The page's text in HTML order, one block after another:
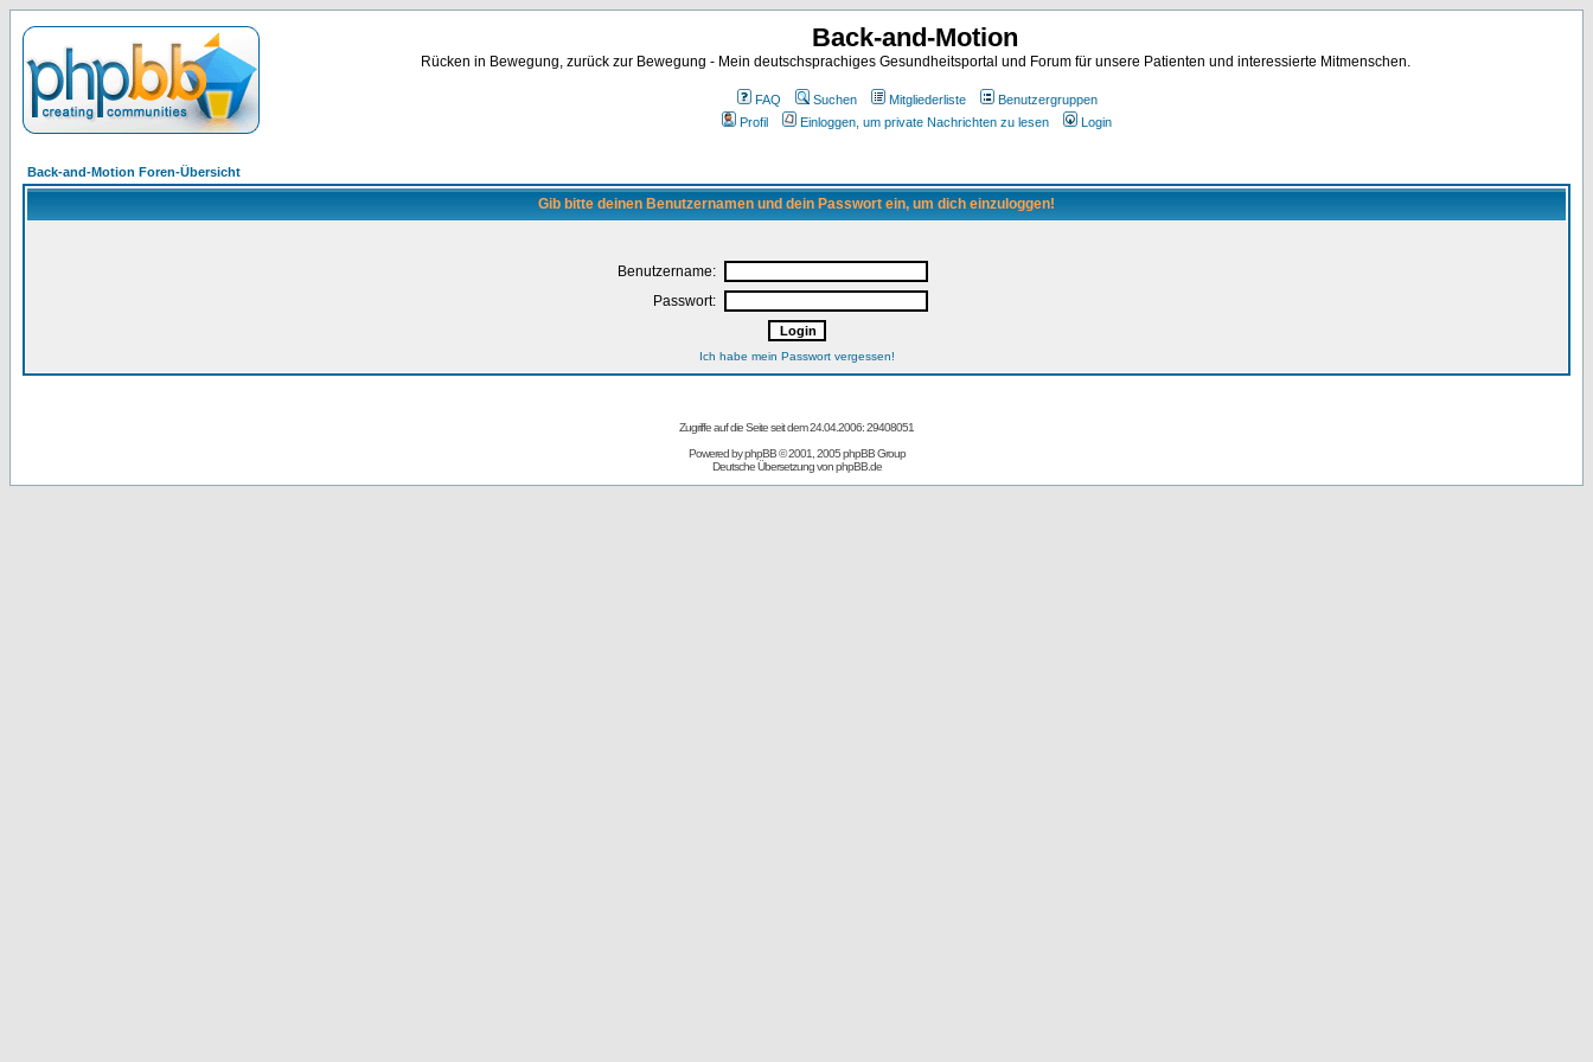
Back-and-Motion
Rücken in Bewegung, zurück zur Bewegung - Mein deutschsprachiges Gesundheitsportal und Forum für unsere Patienten und interessierte Mitmenschen.
FAQ Suchen Mitgliederliste
Benutzergruppen
Profil
Einloggen, um private Nachrichten zu lesen Login
Back-and-Motion Foren-Übersicht
Gib bitte deinen Benutzernamen und dein Passwort ein, um dich einzuloggen!
Benutzername:
Passwort:
Ich habe mein Passwort vergessen!
Zugriffe auf die Seite seit dem 24.04.2006: 29408051
Powered byphpBB© 2001, 2005 phpBB Group
Deutsche Übersetzung vonphpBB.de